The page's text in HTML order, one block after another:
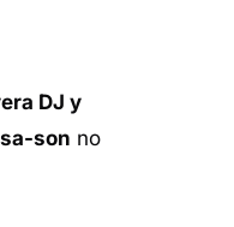
DJ y
son no